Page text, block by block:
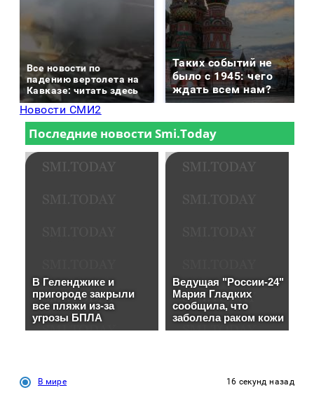
Все новости по
падению вертолета на
Кавказе: читать здесь
Таких событий не
было с 1945: чего
ждать всем нам?
Новости СМИ2
В мире 16 секунд назад